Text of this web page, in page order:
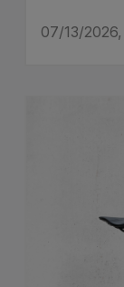
07/13/